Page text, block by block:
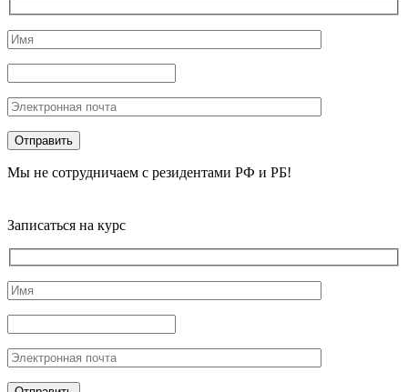
Мы не сотрудничаем с резидентами РФ и РБ!
Записаться на курс